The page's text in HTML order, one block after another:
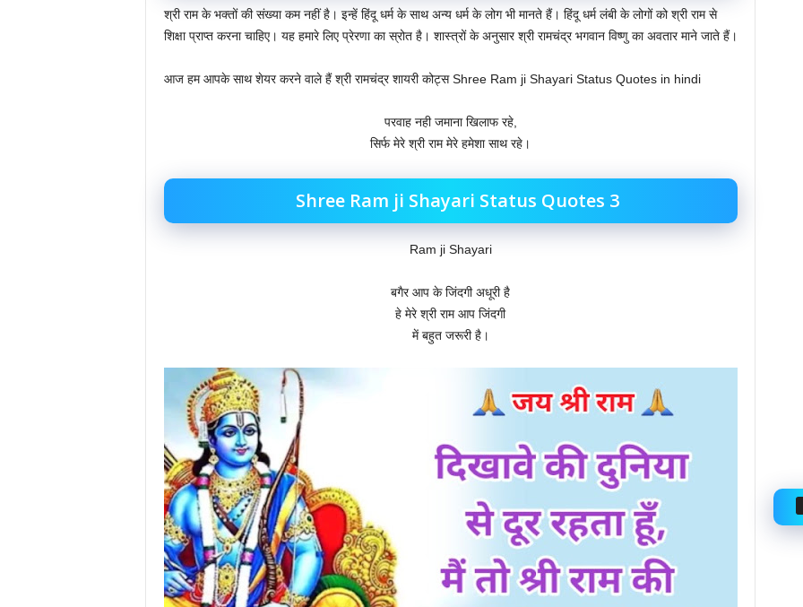
श्री राम के भक्तों की संख्या कम नहीं है। इन्हें हिंदू धर्म के साथ अन्य धर्म के लोग भी मानते हैं। हिंदू धर्म लंबी के लोगों को श्री राम से
शिक्षा प्राप्त करना चाहिए। यह हमारे लिए प्रेरणा का स्रोत है। शास्त्रों के अनुसार श्री रामचंद्र भगवान विष्णु का अवतार माने जाते हैं।
आज हम आपके साथ शेयर करने वाले हैं श्री रामचंद्र शायरी कोट्स Shree Ram ji Shayari Status Quotes in hindi
परवाह नही जमाना खिलाफ रहे,
सिर्फ मेरे श्री राम मेरे हमेशा साथ रहे।
Shree Ram ji Shayari Status Quotes 3
Ram ji Shayari
बगैर आप के जिंदगी अधूरी है
हे मेरे श्री राम आप जिंदगी
में बहुत जरूरी है।